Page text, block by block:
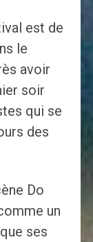
est de
le
avoir
soir
qui se
des
Do
un
ses